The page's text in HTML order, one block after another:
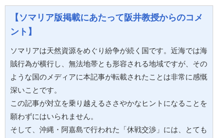
【ソマリア版掲載にあたって阪井教授からのコメ
ント】
ソマリアは天然資源をめぐり紛争が続く国です。近海では海
賊行為が横行し、無法地帯とも形容される地域ですが、その
ような国のメディアに本記事が転載されたことは非常に感慨
深いことです。
この記事が対立を乗り越えるささやかなヒントになることを
願わずにはいられません。
そして、沖縄・阿嘉島で行われた「休戦交渉」には、とても